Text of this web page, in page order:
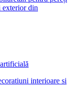
exterior din
interioare si